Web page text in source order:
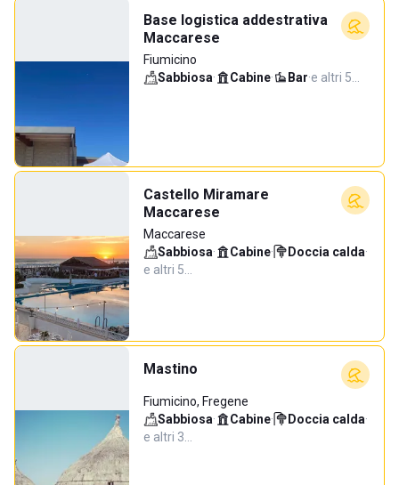
Base logistica addestrativa
Maccarese
Fiumicino
Sabbiosa· Cabine· Bar·e altri 5…
Castello Miramare
Maccarese
Maccarese
Sabbiosa· Cabine· Doccia calda·
e altri 5…
Mastino
Fiumicino, Fregene
Sabbiosa· Cabine· Doccia calda·
e altri 3…